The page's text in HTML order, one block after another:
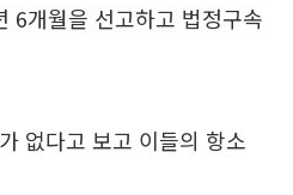
6개월을 선고하고 법정구속
없다고 보고 이들의 항소